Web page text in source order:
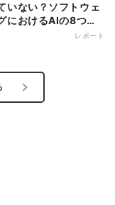
いない？ソフトウェ
におけるAIの8つの
レポート